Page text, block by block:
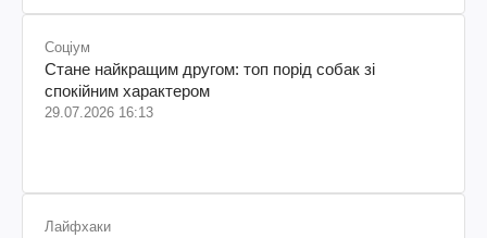
Соціум
Стане найкращим другом: топ порід собак зі
спокійним характером
29.07.2026 16:13
Лайфхаки